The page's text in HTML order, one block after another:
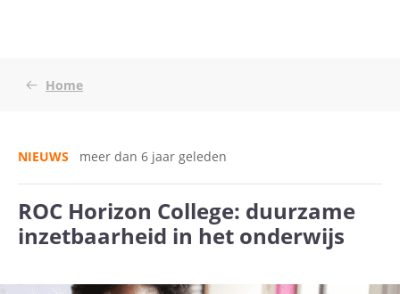
Home
NIEUWS meer dan 6 jaar geleden
ROC Horizon College: duurzame
inzetbaarheid in het onderwijs